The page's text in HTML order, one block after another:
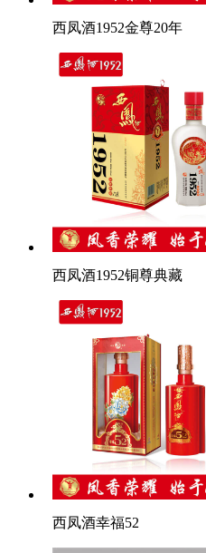
西凤酒1952金尊20年
西凤酒1952铜尊典藏
西凤酒幸福52